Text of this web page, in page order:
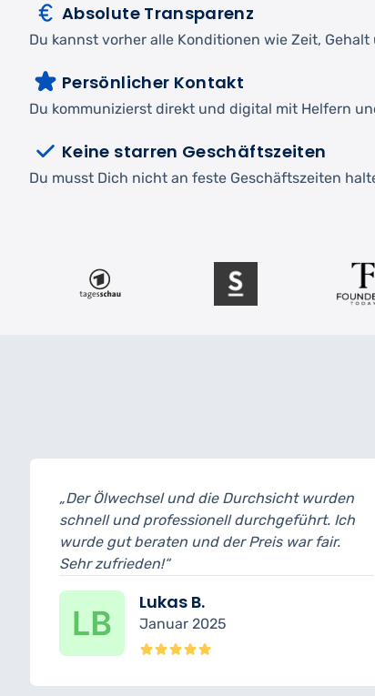
Absolute Transparenz
Du kannst vorher alle Konditionen wie Zeit,
Persönlicher Kontakt
Du kommunizierst direkt und digital mit Helfern
Keine starren Geschäftszeiten
Du musst Dich nicht an feste Geschäftszeiten
die Durchsicht wurden
durchgeführt. Ich
der Preis war fair.
„Ich habe mein
und bin wirklich
wurde